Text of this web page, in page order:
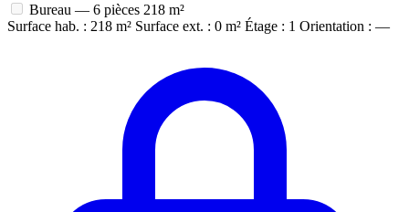
Bureau — 6 pièces 218 m²
Surface hab. : 218 m² Surface ext. : 0 m² Étage : 1 Orientation : —